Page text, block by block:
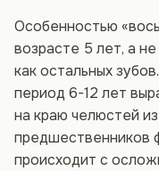
Особенностью
возрасте 5 лет, а
как остальных
период 6-12 лет
на краю челюстей
предшественников
происходит с